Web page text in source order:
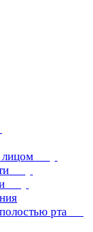
лицом
рта